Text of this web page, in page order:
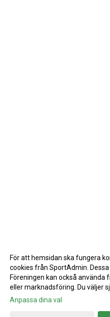
Gå till
För att hemsidan ska fungera
cookies från SportAdmin.
Föreningen kan också använda
eller marknadsföring. Du väljer
Anpassa dina val